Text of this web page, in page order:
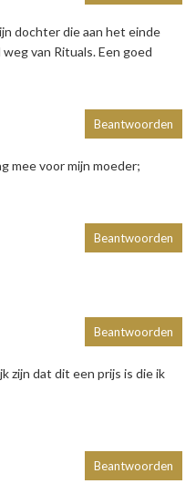
dochter die aan het einde
weg van Rituals. Een goed
mee voor mijn moeder;
Beantwoorden
Beantwoorden
zijn dat dit een prijs is die ik
Beantwoorden
Beantwoorden